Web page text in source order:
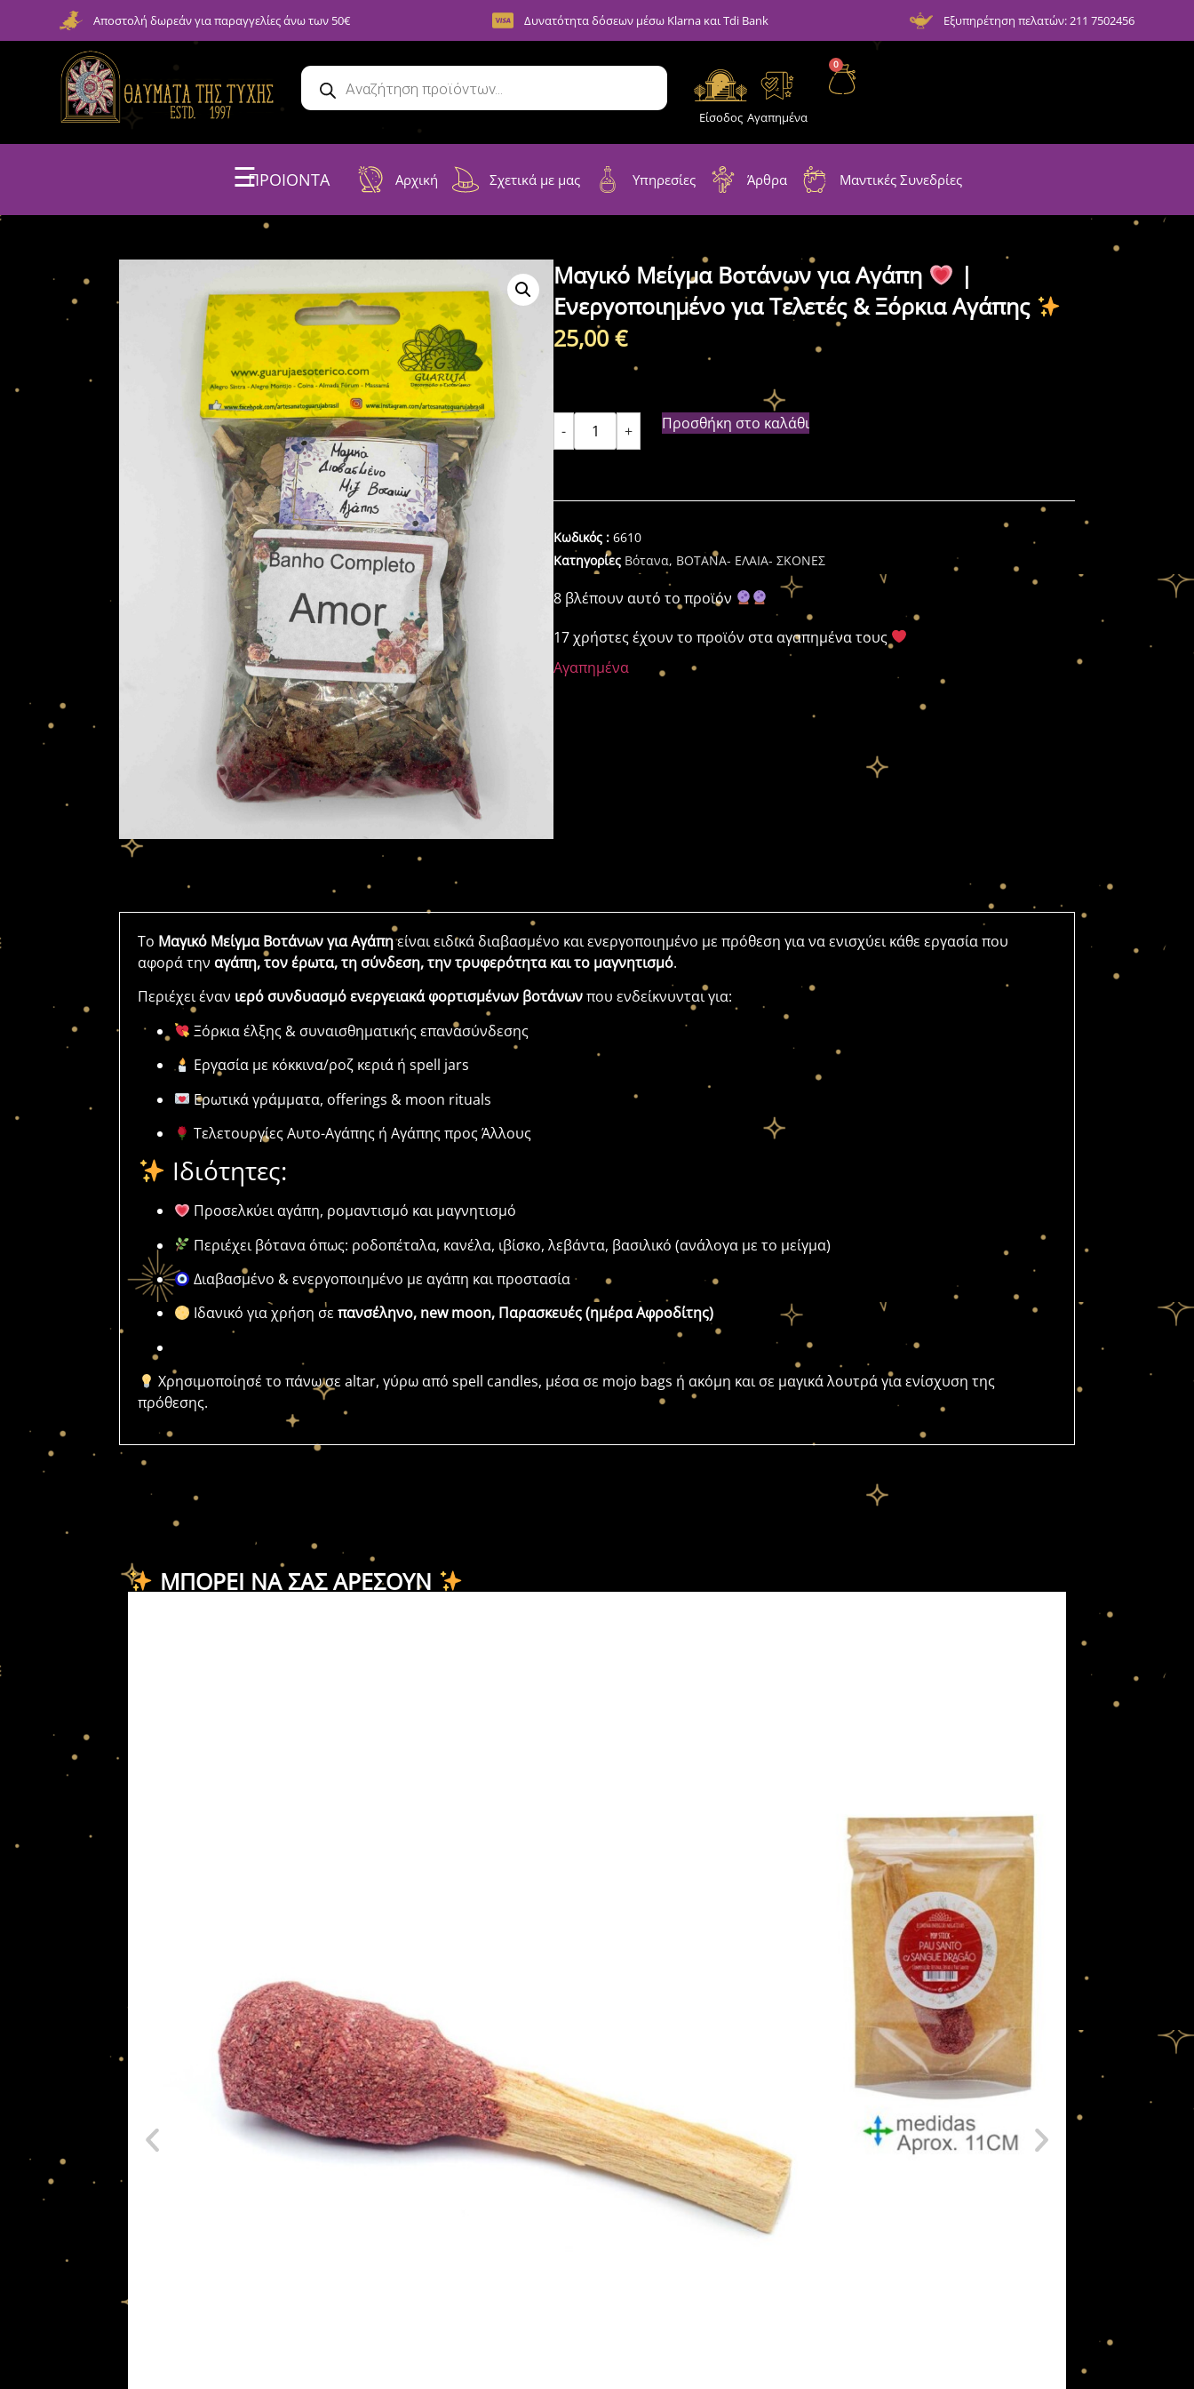
Αποστολή δωρεάν για παραγγελίες άνω των 50€ Δυνατότητα δόσεων μέσω Klarna και Tdi Bank Εξυπηρέτηση πελατών: 211 7502456
Είσοδος Αγαπημένα
0
☰ΠΡΟΙΟΝΤΑ Αρχική Σχετικά με μας Υπηρεσίες Άρθρα Μαντικές Συνεδρίες
Μαγικό Μείγμα Βοτάνων για Αγάπη
|
Ενεργοποιημένο για Τελετές & Ξόρκια Αγάπης
25,00€
- + Προσθήκη στο καλάθι
Κωδικός :6610
Κατηγορίες Βότανα, ΒΟΤΑΝΑ- ΕΛΑΙΑ- ΣΚΟΝΕΣ
8 βλέπουν αυτό το προϊόν
17 χρήστες έχουν το προϊόν στα αγαπημένα τους
Αγαπημένα
Το Μαγικό Μείγμα Βοτάνων για Αγάπηείναι ειδικά διαβασμένο και ενεργοποιημένο με πρόθεση για να ενισχύει κάθε εργασία που
αφορά την αγάπη, τον έρωτα, τη σύνδεση, την τρυφερότητα και το μαγνητισμό.
Περιέχει έναν ιερό συνδυασμό ενεργειακά φορτισμένων βοτάνωνπου ενδείκνυνται για:
Ξόρκια έλξης & συναισθηματικής επανασύνδεσης
Εργασία με κόκκινα/ροζ κεριά ή spell jars
Ερωτικά γράμματα, offerings & moon rituals
Τελετουργίες Αυτο-Αγάπης ή Αγάπης προς Άλλους
Ιδιότητες:
Προσελκύει αγάπη, ρομαντισμό και μαγνητισμό
Περιέχει βότανα όπως: ροδοπέταλα, κανέλα, ιβίσκο, λεβάντα, βασιλικό (ανάλογα με το μείγμα)
Διαβασμένο & ενεργοποιημένο με αγάπη και προστασία
Ιδανικό για χρήση σε πανσέληνο, new moon, Παρασκευές (ημέρα Αφροδίτης)
Χρησιμοποίησέ το πάνω σε altar, γύρω από spell candles, μέσα σε mojo bags ή ακόμη και σε μαγικά λουτρά για ενίσχυση της
πρόθεσης.
ΜΠΟΡΕΊ ΝΑ ΣΑΣ ΑΡΈΣΟΥΝ